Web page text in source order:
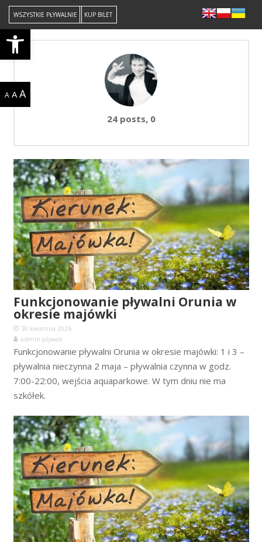
Open toolbar
WSZYSTKIE PŁYWALNIE KUP BILET
A A A
24 posts, 0komentarzy
Funkcjonowanie pływalni Orunia w
okresie majówki
30 kwietnia 2026
admin-plywak
Funkcjonowanie pływalni Orunia w okresie majówki: 1 i 3 –
pływalnia nieczynna 2 maja – pływalnia czynna w godz.
7:00-22:00, wejścia aquaparkowe. W tym dniu nie ma
szkółek.